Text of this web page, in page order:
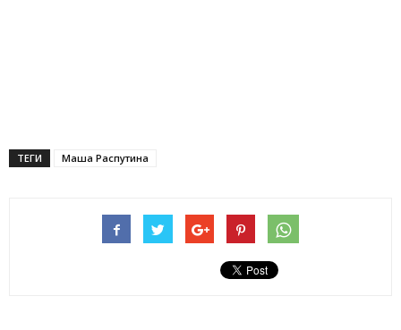
ТЕГИ Маша Распутина